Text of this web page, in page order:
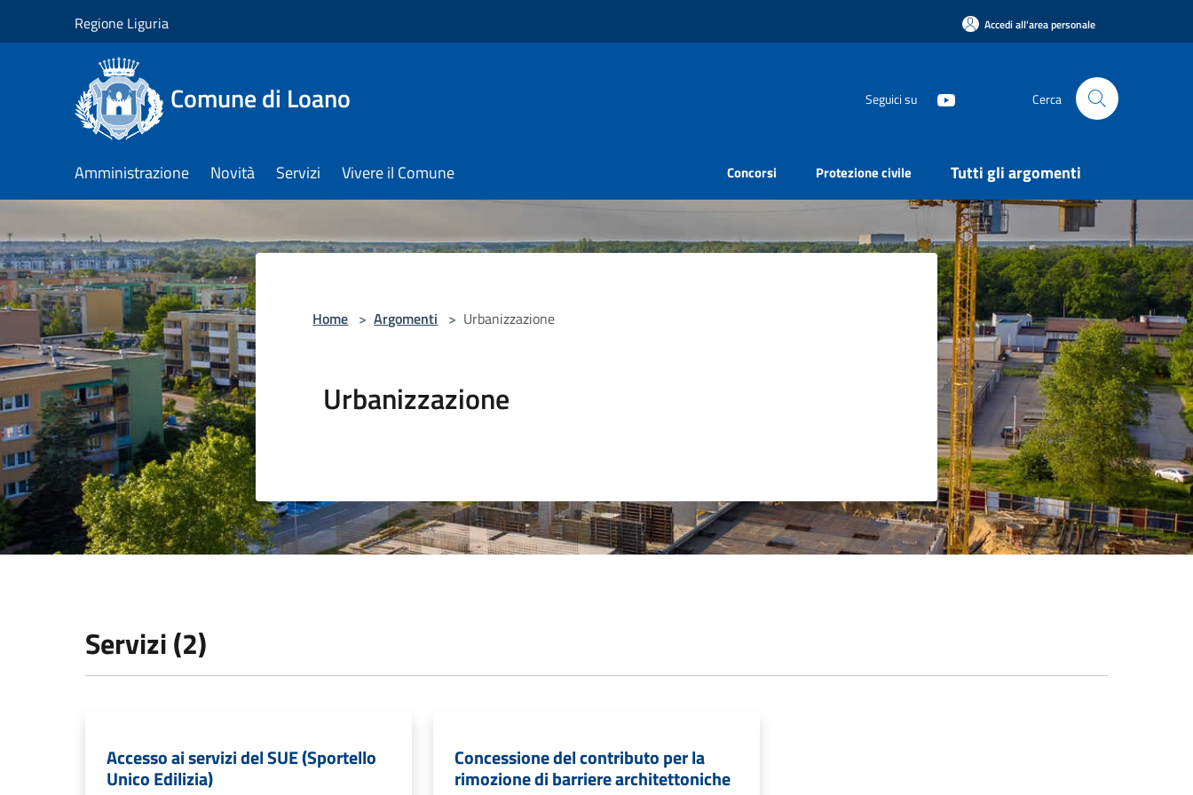
Regione Liguria Accedi all'area personale
Comune di Loano Seguici su Cerca
Amministrazione Novità Servizi Vivere il Comune Concorsi Protezione civile Tutti gli argomenti
Home > Argomenti > Urbanizzazione
Urbanizzazione
Servizi (2)
Accesso ai servizi del SUE (Sportello
Unico Edilizia)
Concessione del contributo per la
rimozione di barriere architettoniche